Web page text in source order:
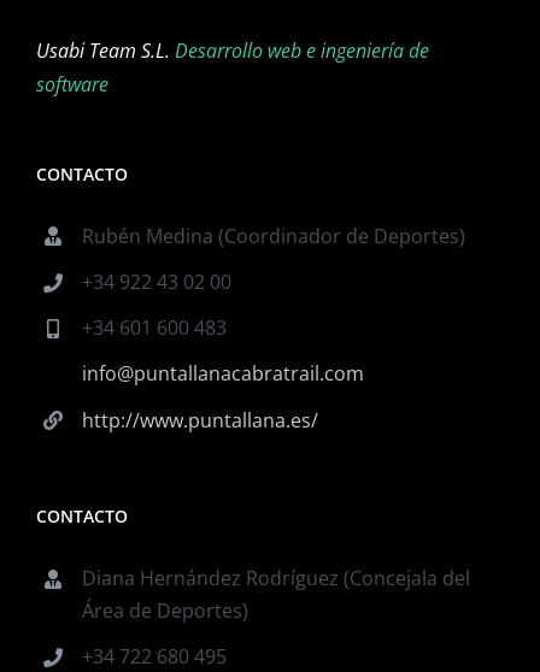
Usabi Team S.L. Desarrollo web e ingeniería de
software
CONTACTO
Rubén Medina (Coordinador de Deportes)
+34 922 43 02 00
+34 601 600 483
info@puntallanacabratrail.com
http://www.puntallana.es/
CONTACTO
Diana Hernández Rodríguez (Concejala del
Área de Deportes)
+34 722 680 495